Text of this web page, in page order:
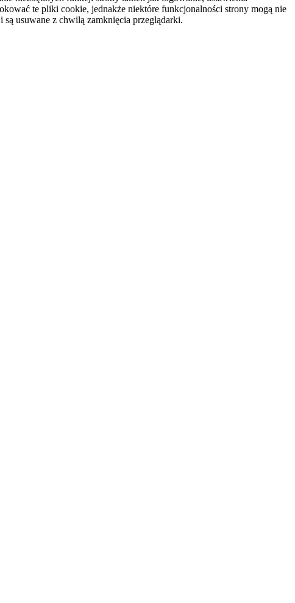
te pliki cookie, jednakże niektóre funkcjonalności strony mogą nie
usuwane z chwilą zamknięcia przeglądarki.